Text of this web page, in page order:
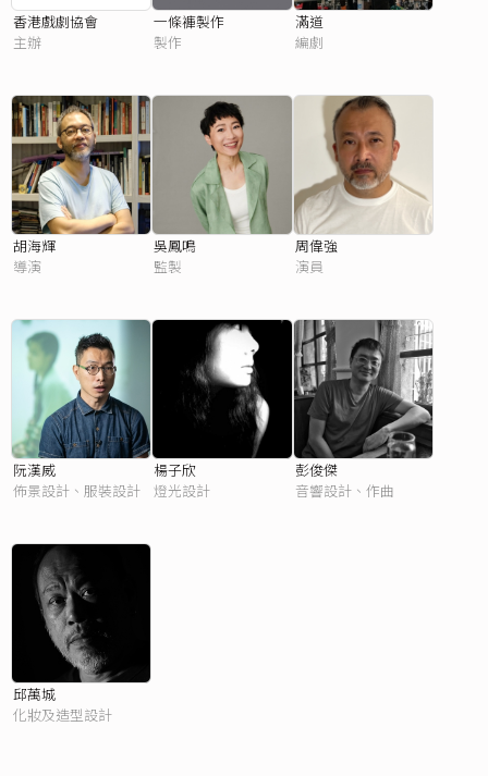
香港戲劇協會
主辦
一條褲製作
製作
滿道
編劇
胡海輝
導演
吳鳳鳴
監製
周偉強
演員
阮漢威
佈景設計、服裝設計
楊子欣
燈光設計
彭俊傑
音響設計、作曲
邱萬城
化妝及造型設計